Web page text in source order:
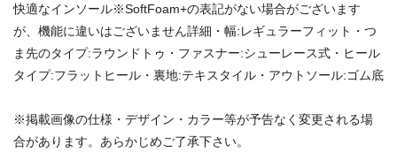
快適なインソール※SoftFoam+の表記がない場合がございます
が、機能に違いはございません詳細・幅:レギュラーフィット・つ
ま先のタイプ:ラウンドトゥ・ファスナー:シューレース式・ヒール
タイプ:フラットヒール・裏地:テキスタイル・アウトソール:ゴム底
※掲載画像の仕様・デザイン・カラー等が予告なく変更される場
合があります。あらかじめご了承下さい。